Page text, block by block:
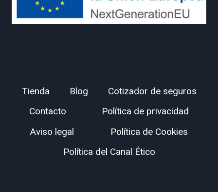
Tienda Blog
Cotizador de seguros
Contacto
Política de privacidad
Aviso legal
Política de Cookies
Política del Canal Ético